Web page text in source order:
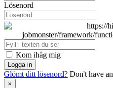
Lösenord
Kom ihåg mig
Logga in
Glömt ditt lösenord? Don't have
×